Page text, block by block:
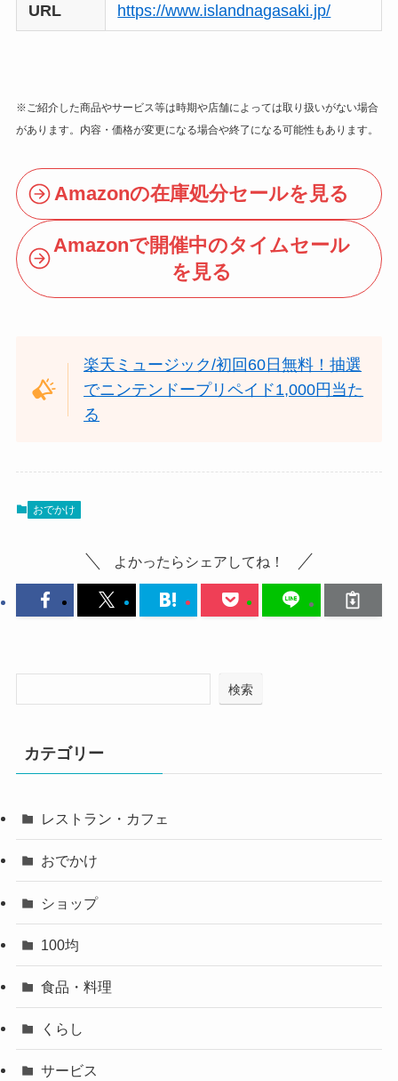
URL https://www.islandnagasaki.jp/
※ご紹介した商品やサービス等は時期や店舗によっては取り扱いがない場合
があります。内容・価格が変更になる場合や終了になる可能性もあります。
Amazonの在庫処分セールを見る
Amazonで開催中のタイムセール
を見る
楽天ミュージック/初回60日無料！抽選
でニンテンドープリペイド1,000円当た
る
おでかけ
よかったらシェアしてね！
検索
カテゴリー
レストラン・カフェ
おでかけ
ショップ
100均
食品・料理
くらし
サービス